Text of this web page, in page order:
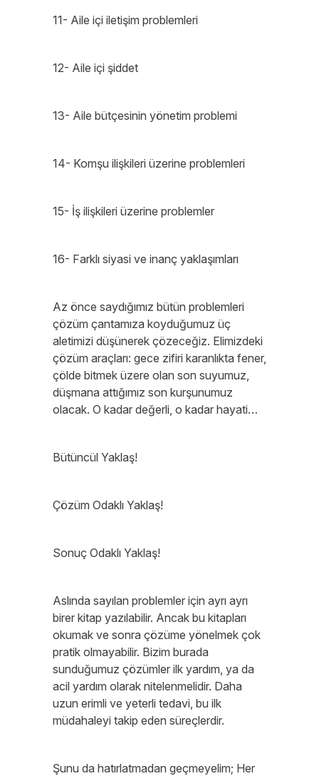
11- Aile içi iletişim problemleri
12- Aile içi şiddet
13- Aile bütçesinin yönetim problemi
14- Komşu ilişkileri üzerine problemleri
15- İş ilişkileri üzerine problemler
16- Farklı siyasi ve inanç yaklaşımları
Az önce saydığımız bütün problemleri
çözüm çantamıza koyduğumuz üç
aletimizi düşünerek çözeceğiz. Elimizdeki
çözüm araçları: gece zifiri karanlıkta fener,
çölde bitmek üzere olan son suyumuz,
düşmana attığımız son kurşunumuz
olacak. O kadar değerli, o kadar hayati…
Bütüncül Yaklaş!
Çözüm Odaklı Yaklaş!
Sonuç Odaklı Yaklaş!
Aslında sayılan problemler için ayrı ayrı
birer kitap yazılabilir. Ancak bu kitapları
okumak ve sonra çözüme yönelmek çok
pratik olmayabilir. Bizim burada
sunduğumuz çözümler ilk yardım, ya da
acil yardım olarak nitelenmelidir. Daha
uzun erimli ve yeterli tedavi, bu ilk
müdahaleyi takip eden süreçlerdir.
Şunu da hatırlatmadan geçmeyelim; Her